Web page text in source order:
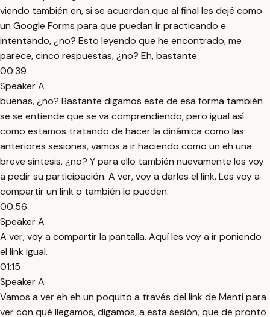
viendo también en, si se acuerdan que al final les dejé como
un Google Forms para que puedan ir practicando e
intentando, ¿no? Esto leyendo que he encontrado, me
parece, cinco respuestas, ¿no? Eh, bastante
00:39
Speaker A
buenas, ¿no? Bastante digamos este de esa forma también
se se entiende que se va comprendiendo, pero igual así
como estamos tratando de hacer la dinámica como las
anteriores sesiones, vamos a ir haciendo como un eh una
breve síntesis, ¿no? Y para ello también nuevamente les voy
a pedir su participación. A ver, voy a darles el link. Les voy a
compartir un link o también lo pueden.
00:56
Speaker A
A ver, voy a compartir la pantalla. Aquí les voy a ir poniendo
el link igual.
01:15
Speaker A
Vamos a ver eh eh un poquito a través del link de Menti para
ver con qué llegamos, digamos, a esta sesión, que de pronto